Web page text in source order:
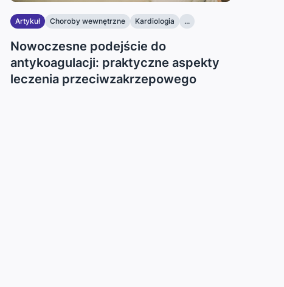
Artykuł Choroby wewnętrzne Kardiologia ...
Nowoczesne podejście do
antykoagulacji: praktyczne aspekty
leczenia przeciwzakrzepowego